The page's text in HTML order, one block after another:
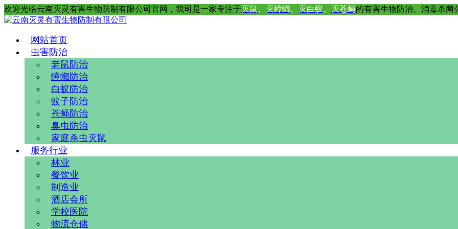
欢迎光临云南灭灵有害生物防制有限公司官网，我司是一家专注于灭鼠 灭蟑螂 灭白蚁 灭苍蝇的有害生物防治、消毒杀菌
网站首页
虫害防治
老鼠防治
蟑螂防治
白蚁防治
蚊子防治
苍蝇防治
臭虫防治
家庭杀虫灭鼠
服务行业
林业
餐饮业
制造业
酒店会所
学校医院
物流仓储